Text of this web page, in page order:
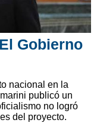
Gobierno
nacional en la
publicó un
no logró
del proyecto.